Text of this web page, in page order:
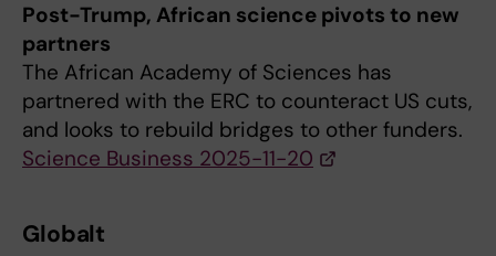
Post-Trump, African science pivots to new
partners
The African Academy of Sciences has
partnered with the ERC to counteract US cuts,
and looks to rebuild bridges to other funders.
Science Business 2025-11-20
Globalt